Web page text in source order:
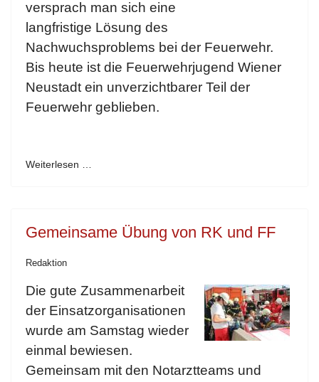
versprach man sich eine
langfristige Lösung des
Nachwuchsproblems bei der Feuerwehr.
Bis heute ist die Feuerwehrjugend Wiener
Neustadt ein unverzichtbarer Teil der
Feuerwehr geblieben.
Weiterlesen …
Gemeinsame Übung von RK und FF
Redaktion
Die gute Zusammenarbeit
der Einsatzorganisationen
wurde am Samstag wieder
einmal bewiesen.
Gemeinsam mit den Notarztteams und